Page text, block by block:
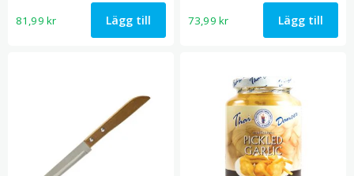
81,99 kr Lägg till 73,99 kr Lägg till